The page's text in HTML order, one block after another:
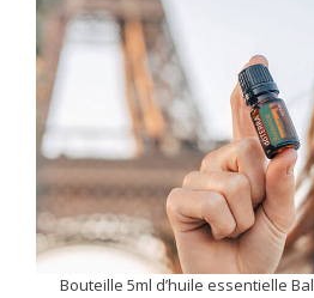
Bouteille 5ml d’huile essentielle